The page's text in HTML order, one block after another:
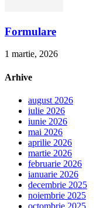
Formulare
1 martie, 2026
Arhive
august 2026
iulie 2026
iunie 2026
mai 2026
aprilie 2026
martie 2026
februarie 2026
ianuarie 2026
decembrie 2025
noiembrie 2025
octombrie 2025